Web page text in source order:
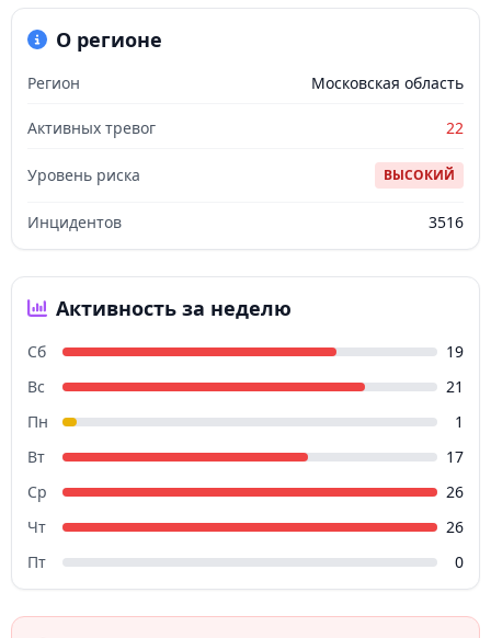
О регионе
Регион Московская область
Активных тревог 22
Уровень риска ВЫСОКИЙ
Инцидентов 3516
Активность за неделю
Сб
19
Вс
21
Пн
1
Вт
17
Ср
26
Чт
26
Пт
0